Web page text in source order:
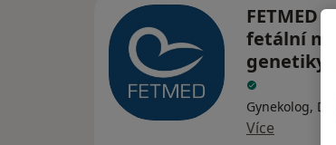
FETMED
fetální
genetiky
Gynekolog,
Více